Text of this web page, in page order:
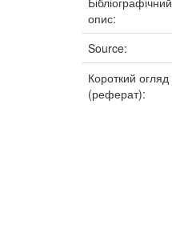
опис:
Source:
Короткий огляд
(реферат):